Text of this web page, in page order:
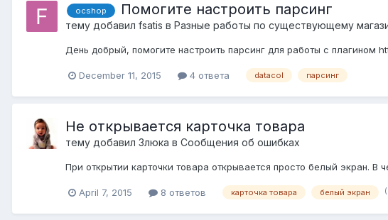
ocshop Помогите настроить парсинг
тему добавил fsatis в Разные работы по существующему
День добрый, помогите настроить парсинг для работы с
December 11, 2015 4 ответа datacol парсинг
Не открывается карточка товара
тему добавил Злюка в Сообщения об ошибках
При открытии карточки товара открывается просто белый экран.
April 7, 2015 8 ответов карточка товара белый экран